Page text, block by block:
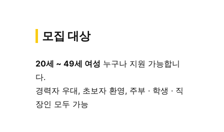
모집 대상
20세 ~ 49세 여성 누구나 지원 가능합니
다.
경력자 우대, 초보자 환영, 주부 · 학생 · 직
장인 모두 가능